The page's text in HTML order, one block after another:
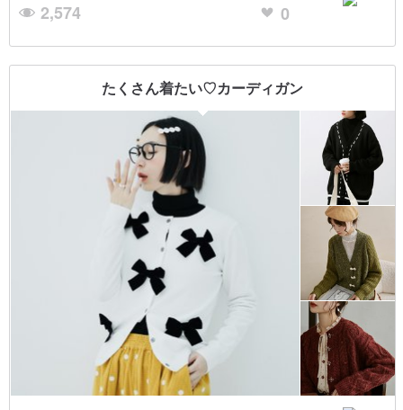
2,574 0
たくさん着たい♡カーディガン